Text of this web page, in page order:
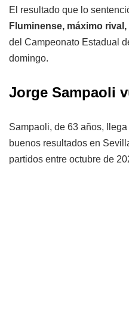
El resultado que lo
Fluminense, máximo rival,
del Campeonato Estadual
domingo.
Jorge Sampaoli
Sampaoli, de 63 años,
buenos resultados en
partidos entre octubre de